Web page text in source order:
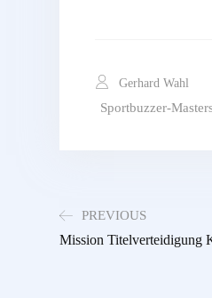
Gerhard Wahl
Sportbuzzer-Masters
PREVIOUS
Mission Titelverteidigung